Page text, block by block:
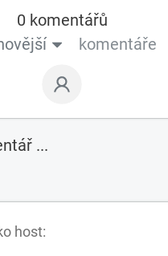
0 komentářů
komentáře
host: